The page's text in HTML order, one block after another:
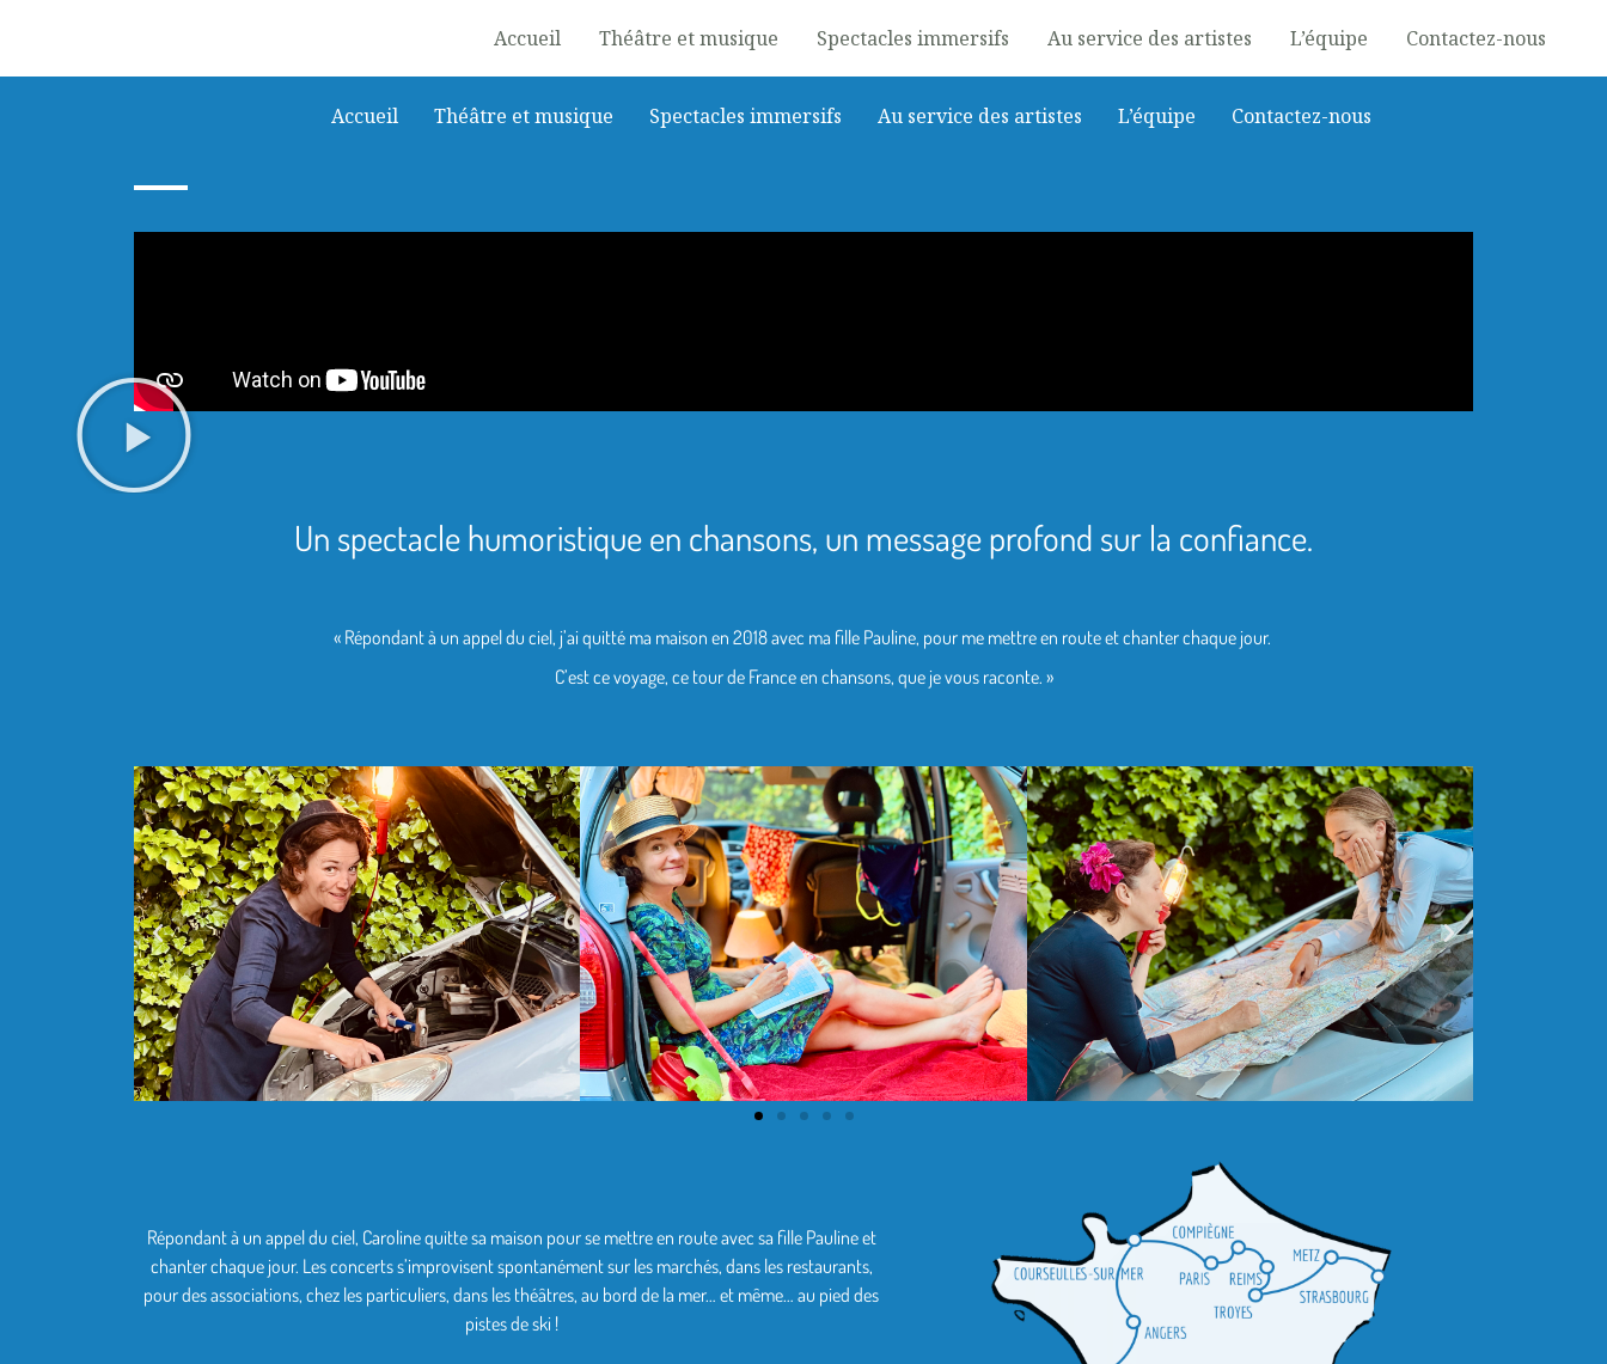
contenu
Accueil Théâtre et musique Spectacles immersifs Au service des artistes L’équipe Contactez-nous
Accueil Théâtre et musique Spectacles immersifs Au service des artistes L’équipe Contactez-nous
Un spectacle humoristique en chansons, un message profond sur la confiance.
« Répondant à un appel du ciel, j’ai quitté ma maison en 2018 avec ma fille Pauline, pour me mettre en route et chanter chaque jour.
C’est ce voyage, ce tour de France en chansons, que je vous raconte. »
Répondant à un appel du ciel, Caroline quitte sa maison pour se mettre en route avec sa fille Pauline et
chanter chaque jour. Les concerts s’improvisent spontanément sur les marchés, dans les restaurants,
pour des associations, chez les particuliers, dans les théâtres, au bord de la mer… et même… au pied des
pistes de ski !